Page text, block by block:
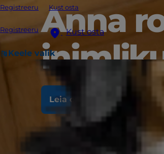
Registreeru Kust osta
Registreeru Kust osta
Keele valik
Anna
Leia oma valem